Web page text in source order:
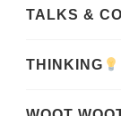
TALKS &
THINKING